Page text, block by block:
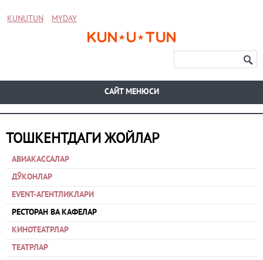
KUNUTUN MYDAY
CАЙТ МЕНЮСИ
ТОШКЕНТДАГИ ЖОЙЛАР
АВИАКАССАЛАР
ДЎКОНЛАР
EVENT-АГЕНТЛИКЛАРИ
РЕСТОРАН ВА КАФЕЛАР
КИНОТЕАТРЛАР
ТЕАТРЛАР